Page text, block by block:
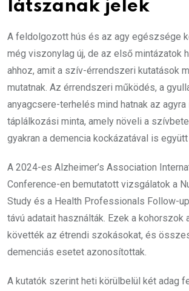
látszanak jelek
A feldolgozott hús és az agy egészsége
még viszonylag új, de az első mintázatok
ahhoz, amit a szív-érrendszeri kutatások
mutatnak. Az érrendszeri működés, a
anyagcsere-terhelés mind hatnak az agyra
táplálkozási minta, amely növeli a
gyakran a demencia kockázatával is együtt
A 2024-es Alzheimer’s Association
Conference-en bemutatott vizsgálatok a
Study és a Health Professionals Follow-
távú adatait használták. Ezek a kohorszok
követték az étrendi szokásokat, és
demenciás esetet azonosítottak.
A kutatók szerint heti körülbelül két adag